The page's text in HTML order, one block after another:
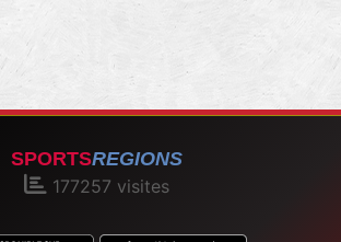
SPORTSREGIONS
177257 visites